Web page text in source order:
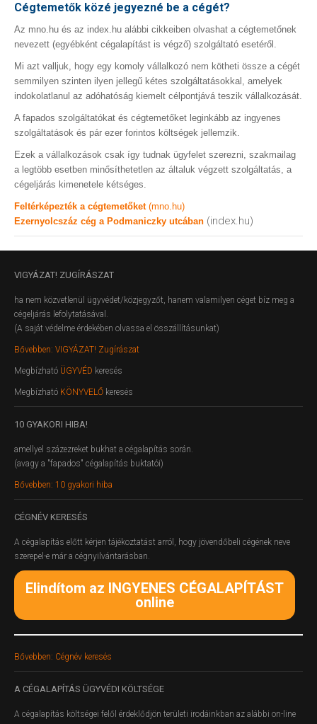
Cégtemetők közé jegyezné be a cégét?
Az mno.hu és az index.hu alábbi cikkeiben olvashat a cégtemetőnek
nevezett (egyébként cégalapítást is végző) szolgáltató esetéről.
Mi azt valljuk, hogy egy komoly vállalkozó nem kötheti össze a cégét
semmilyen szinten ilyen jellegű kétes szolgáltatásokkal, amelyek
indokolatlanul az adóhatóság kiemelt célpontjává teszik vállalkozását.
A fapados szolgáltatókat és cégtemetőket leginkább az ingyenes
szolgáltatások és pár ezer forintos költségek jellemzik.
Ezek a vállalkozások csak így tudnak ügyfelet szerezni, szakmailag
a legtöbb esetben minősíthetetlen az általuk végzett szolgáltatás, a
cégeljárás kimenetele kétséges.
Feltérképezték a cégtemetőket (mno.hu)
Ezernyolcszáz cég a Podmaniczky utcában (index.hu)
VIGYÁZAT! ZUGÍRÁSZAT
ha nem közvetlenül ügyvédet/közjegyzőt, hanem valamilyen céget bíz meg a
cégeljárás lefolytatásával.
(A saját védelme érdekében olvassa el összállításunkat)
Bővebben: VIGYÁZAT! Zugírászat
Megbízható ÜGYVÉD keresés
Megbízható KÖNYVELŐ keresés
10 GYAKORI HIBA!
amellyel százezreket bukhat a cégalapítás során.
(avagy a "fapados" cégalapítás buktatói)
Bővebben: 10 gyakori hiba
CÉGNÉV KERESÉS
A cégalapítás előtt kérjen tájékoztatást arról, hogy jövendőbeli cégének neve
szerepel-e már a cégnyilvántarásban.
Elindítom az INGYENES CÉGALAPÍTÁST
online
Bővebben: Cégnév keresés
A CÉGALAPÍTÁS ÜGYVÉDI KÖLTSÉGE
A cégalapítás költségei felől érdeklődjön területi irodáinkban az alábbi on-line